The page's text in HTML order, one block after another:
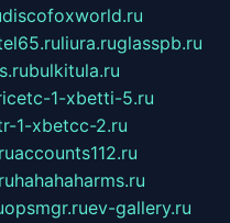
discofoxworld.ru
liura.ruglasspb.ru
bulkitula.ru
1-xbetti-5.ru
1-xbetcc-2.ru
accounts112.ru
hahahaharms.ru
opsmgr.ruev-gallery.ru